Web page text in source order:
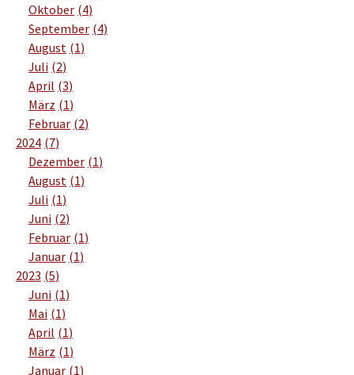
Oktober 4
September 4
August 1
Juli 2
April 3
März 1
Februar 2
2024 7
Dezember 1
August 1
Juli 1
Juni 2
Februar 1
Januar 1
2023 5
Juni 1
Mai 1
April 1
März 1
Januar 1